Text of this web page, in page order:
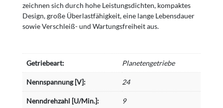
zeichnen sich durch hohe Leistungsdichten, kompaktes
Design, große Überlastfähigkeit, eine lange Lebensdauer
sowie Verschleiß- und Wartungsfreiheit aus.
Getriebeart: Planetengetriebe
Nennspannung [V]: 24
Nenndrehzahl [U/Min.]: 9